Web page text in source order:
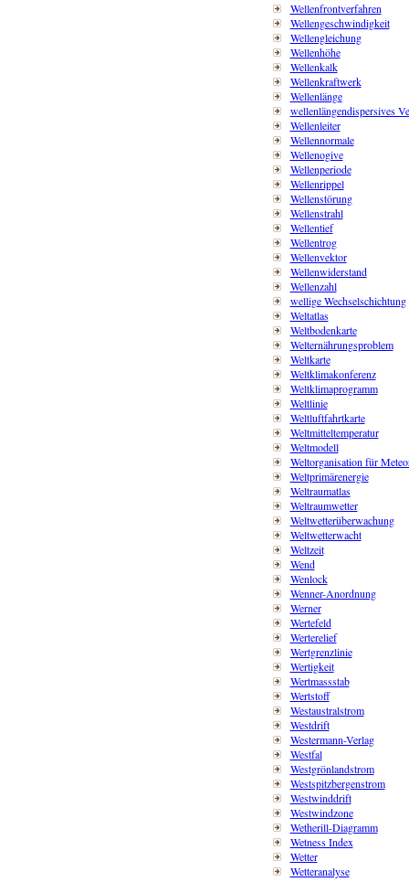
Wellenfrontverfahren
Wellengeschwindigkeit
Wellengleichung
Wellenhöhe
Wellenkalk
Wellenkraftwerk
Wellenlänge
wellenlängendispersives
Wellenleiter
Wellennormale
Wellenogive
Wellenperiode
Wellenrippel
Wellenstörung
Wellenstrahl
Wellentief
Wellentrog
Wellenvektor
Wellenwiderstand
Wellenzahl
wellige Wechselschichtung
Weltatlas
Weltbodenkarte
Welternährungsproblem
Weltkarte
Weltklimakonferenz
Weltklimaprogramm
Weltlinie
Weltluftfahrtkarte
Weltmitteltemperatur
Weltmodell
Weltorganisation für
Weltprimärenergie
Weltraumatlas
Weltraumwetter
Weltwetterüberwachung
Weltwetterwacht
Weltzeit
Wend
Wenlock
Wenner-Anordnung
Werner
Wertefeld
Werterelief
Wertgrenzlinie
Wertigkeit
Wertmassstab
Wertstoff
Westaustralstrom
Westdrift
Westermann-Verlag
Westfal
Westgrönlandstrom
Westspitzbergenstrom
Westwinddrift
Westwindzone
Wetherill-Diagramm
Wetness Index
Wetter
Wetteranalyse